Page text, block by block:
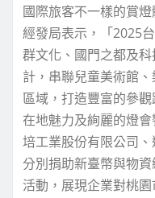
國際旅客不一樣的賞燈
經發局表示，「2025
群文化、國門之都及
計，串聯兒童美術館
區域，打造豐富的參
在地魅力及絢麗的燈
培工業股份有限公司
分別捐助新臺幣與物
活動，展現企業對桃